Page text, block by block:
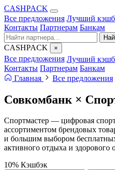
CASHPACK
Все предложения Лучший
Контакты Партнерам Банкам
CASHPACK ×
Все предложения Лучший
Контакты Партнерам Банкам
Главная
Все предложения
Совкомбанк ×
Спортмастер — цифровая
ассортиментом брендовых
и большим выбором
активного отдыха и здорового
10% Кэшбэк